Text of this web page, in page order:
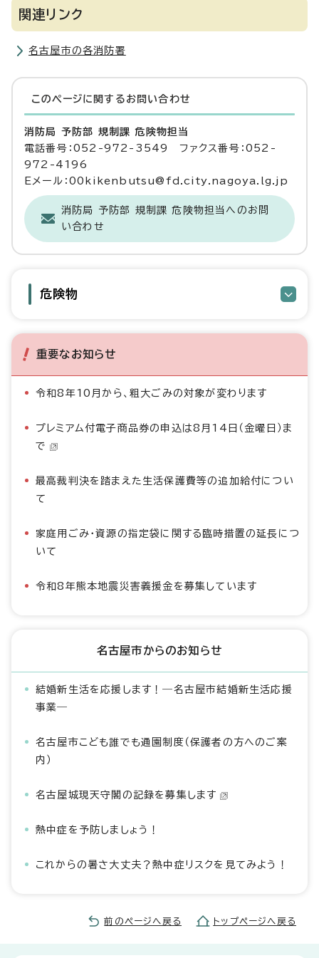
関連リンク
名古屋市の各消防署
このページに関する お問い合わせ
消防局 予防部 規制課 危険物担当
電話番号：052-972-3549 ファクス番号：052-
972-4196
Eメール：00kikenbutsu@fd.city.nagoya.lg.jp
消防局 予防部 規制課 危険物担当へのお問
い合わせ
危険物
重要なお知らせ
令和8年10月から、粗大ごみの対象が変わります
プレミアム付電子商品券の申込は8月14日（金曜日）ま
で
最高裁判決を踏まえた生活保護費等の追加給付につい
て
家庭用ごみ・資源の指定袋に関する臨時措置の延長につ
いて
令和8年熊本地震災害義援金を募集しています
名古屋市からのお知らせ
結婚新生活を応援します！―名古屋市結婚新生活応援
事業―
名古屋市こども誰でも通園制度（保護者の方へのご案
内）
名古屋城現天守閣の記録を募集します
熱中症を予防しましょう！
これからの暑さ大丈夫？熱中症リスクを見てみよう！
前のページへ戻る トップページへ戻る